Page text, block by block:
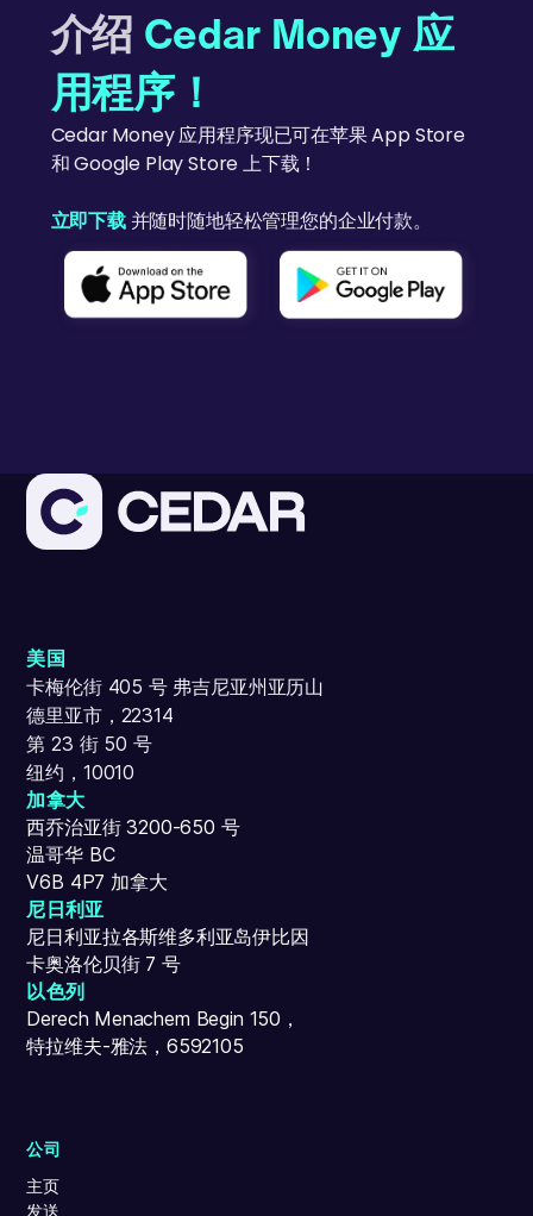
介绍 Cedar Money 应
用程序！
Cedar Money 应用程序现已可在苹果 App Store
和 Google Play Store 上下载！
立即下载并随时随地轻松管理您的企业付款。
美国
卡梅伦街 405 号 弗吉尼亚州亚历山
德里亚市，22314
第 23 街 50 号
纽约，10010
加拿大
西乔治亚街 3200-650 号
温哥华 BC
V6B 4P7 加拿大
尼日利亚
尼日利亚拉各斯维多利亚岛伊比因
卡奥洛伦贝街 7 号
以色列
Derech Menachem Begin 150，
特拉维夫-雅法，6592105
公司
主页
发送